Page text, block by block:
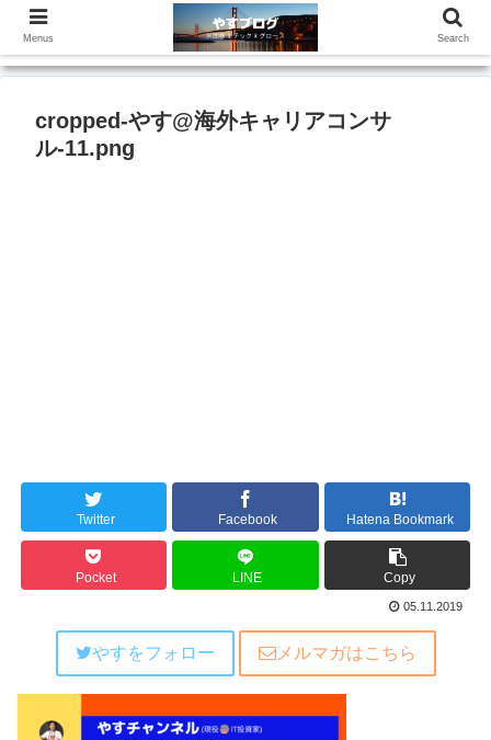
cropped-やす@海外キャリアコンサ
ル-11.png
Twitter Facebook Hatena Bookmark
Pocket LINE Copy
05.11.2019
やすをフォロー メルマガはこちら
Menus Search